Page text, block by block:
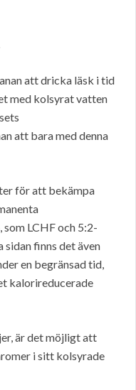
att dricka läsk i tid
med kolsyrat vatten
att bara med denna
för att bekämpa
LCHF och 5:2-
sidan finns det även
en begränsad tid,
kalorireducerade
är det möjligt att
i sitt kolsyrade